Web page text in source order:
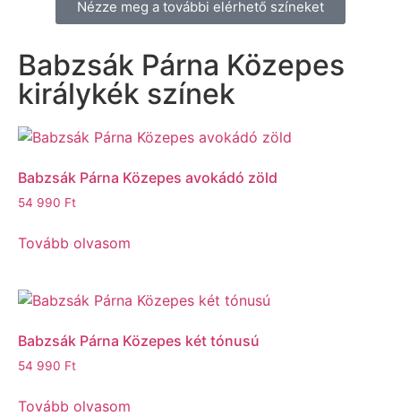
Nézze meg a további elérhető színeket
Babzsák Párna Közepes
királykék színek
Babzsák Párna Közepes avokádó zöld
54 990 Ft
Tovább olvasom
Babzsák Párna Közepes két tónusú
54 990 Ft
Tovább olvasom